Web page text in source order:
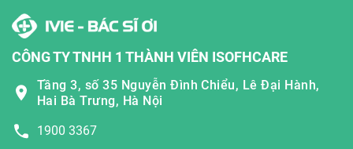
CÔNG TY TNHH 1 THÀNH VIÊN ISOFHCARE
Tầng 3, số 35 Nguyễn Đình Chiểu, Lê Đại Hành,
Hai Bà Trưng, Hà Nội
1900 3367